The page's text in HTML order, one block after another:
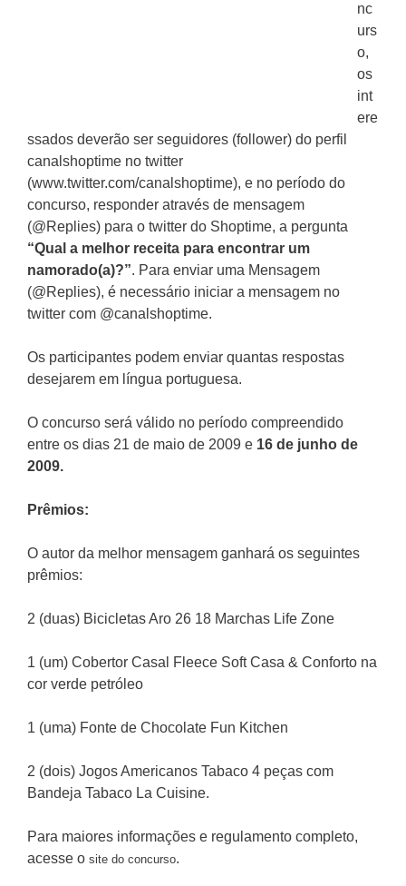
nc
urs
o,
os
int
ere
ssados deverão ser seguidores (follower) do perfil
canalshoptime no twitter
(www.twitter.com/canalshoptime), e no período do
concurso, responder através de mensagem
(@Replies) para o twitter do Shoptime, a pergunta
“Qual a melhor receita para encontrar um
namorado(a)?”. Para enviar uma Mensagem
(@Replies), é necessário iniciar a mensagem no
twitter com @canalshoptime.
Os participantes podem enviar quantas respostas
desejarem em língua portuguesa.
O concurso será válido no período compreendido
entre os dias 21 de maio de 2009 e 16 de junho de
2009.
Prêmios:
O autor da melhor mensagem ganhará os seguintes
prêmios:
2 (duas) Bicicletas Aro 26 18 Marchas Life Zone
1 (um) Cobertor Casal Fleece Soft Casa & Conforto na
cor verde petróleo
1 (uma) Fonte de Chocolate Fun Kitchen
2 (dois) Jogos Americanos Tabaco 4 peças com
Bandeja Tabaco La Cuisine.
Para maiores informações e regulamento completo,
acesse o site do concurso.